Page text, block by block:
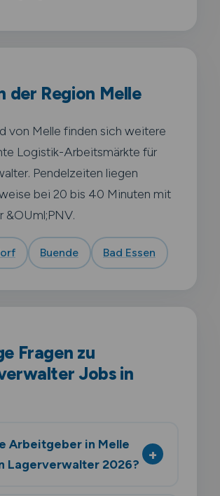
der Region Melle
von Melle finden sich weitere
Logistik-Arbeitsmärkte für
Pendelzeiten liegen
bei 20 bis 40 Minuten mit
&OUml;PNV.
Buende Bad Essen
Fragen zu
Jobs in
Arbeitgeber in Melle
Lagerverwalter 2026?